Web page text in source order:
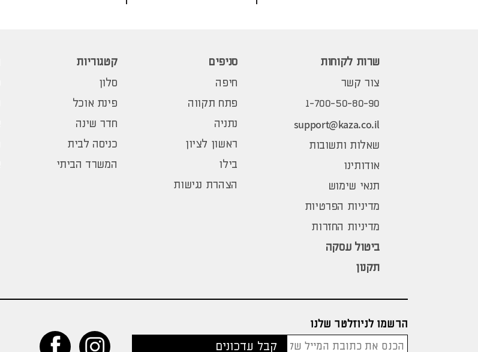
שרות לקוחות
צור קשר
1-700-50-80-90
support@kaza.co.il
שאלות ותשובות
אודותינו
תנאי שימוש
מדיניות הפרטיות
מדיניות החזרות
ביטול עסקה
תקנון
סניפים
חיפה
פתח תקווה
נתניה
ראשון לציון
בילו
הצהרת נגישות
קטגוריות
סלון
פינת אוכל
חדר שינה
כניסה לבית
המשרד הביתי
הרשמו לניוזלטר שלנו